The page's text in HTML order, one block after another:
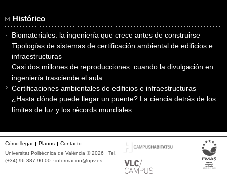
Histórico
Biomateriales: la ingeniería que crece antes de construirse
Tipologías de sistemas de certificación ambiental de edificios e
infraestructuras
Casi dos millones de reproducciones: cuando la divulgación en
ingeniería trasciende el aula
Certificaciones ambientales de edificios e infraestructuras
¿Hasta dónde puede llegar un puente? La ciencia detrás de los
límites de luz y los récords mundiales
Cómo llegar Planos
Contacto
Universitat Politècnica de València © 2026 · Tel.
(+34) 96 387 90 00 · informacion@upv.es